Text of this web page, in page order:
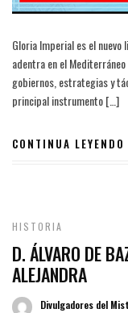
Gloria Imperial es el nuevo
adentra en el
gobiernos, estrategias y
principal instrumento […]
CONTINUA LEYENDO
HISTORIA
D. ÁLVARO DE
ALEJANDRA
Divulgadores del